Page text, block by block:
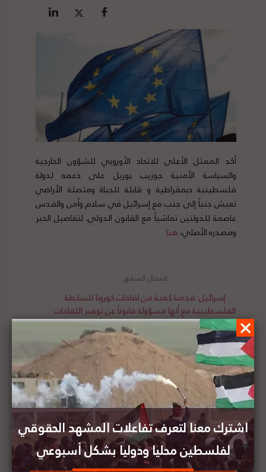
أكد الممثل الأعلى للاتحاد الأوروبي للشؤون الخارجية
والسياسة الأمنية جوزيب بوريل على دعمه لدولة
فلسطينية ديمقراطية و قابلة للحياة ومتصلة الأراضي
تعيش جنباً إلى جنب مع إسرائيل في سلام وأمن والقدس
عاصمة للدولتين تماشياً مع القانون الدولي. لتفاصيل الخبر
ومصدره الأصلي،هنا
إسرائيل: قدمنا كمية من لقاحات كورونا للسلطة
الفلسطينية مع أنها مسؤولة قانوناً عن توفير اللقاحات
للفلسطينيين بموجب اتفاقيات أوسلو
اللجنة العربية لحقوق الانسان تناقش سبل التصدي
للانتهاكات الاسرائيلية لحقوق الإنسان في فلسطين
اشترك معنا لتعرف تفاعلات المشهد الحقوقي
لفلسطين محليا ودوليا بشكل أسبوعي